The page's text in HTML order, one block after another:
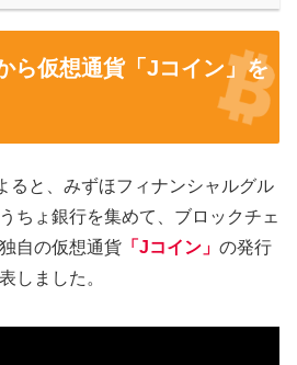
ら仮想通貨「Jコイン」を
ると、みずほフィナンシャルグル
ちょ銀行を集めて、ブロックチェ
自の仮想通貨 「Jコイン」 の発行
しました。